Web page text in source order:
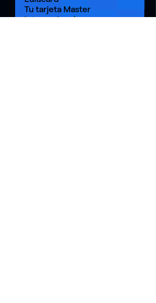
Tu tarjeta Master
internacional